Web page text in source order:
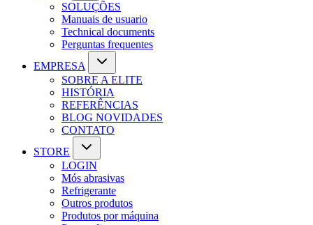
SOLUÇÕES
Manuais de usuario
Technical documents
Perguntas frequentes
EMPRESA
SOBRE A ELITE
HISTÓRIA
REFERÊNCIAS
BLOG NOVIDADES
CONTATO
STORE
LOGIN
Mós abrasivas
Refrigerante
Outros produtos
Produtos por máquina